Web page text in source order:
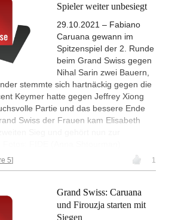
Spieler weiter unbesiegt
29.10.2021 – Fabiano
Caruana gewann im
Spitzenspiel der 2. Runde
beim Grand Swiss gegen
Nihal Sarin zwei Bauern,
stemmte sich hartnäckig gegen die
Keymer hatte gegen Jeffrey Xiong
Partie und das bessere Ende
Swiss der Frauen kam Elisabeth
5 1
Grand Swiss: Caruana
und Firouzja starten mit
Siegen